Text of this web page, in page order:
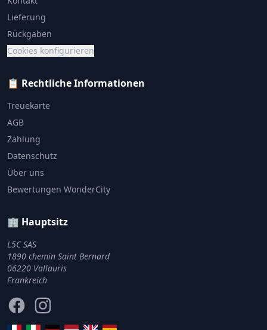
Lieferung
Rückgaben
Cookies konfigurieren
📋 Rechtliche Informationen
Treuekarte
AGB
Zahlung
Datenschutz
Über uns
Bewertungen WonderCity
🏢 Hauptsitz
L5C SAS
1890 chemin Saint Bernard
06220 Vallauris
Frankreich
FacebookInstagram